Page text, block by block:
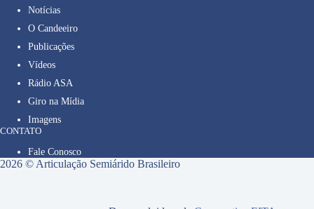
Notícias
O Candeeiro
Publicações
Vídeos
Rádio ASA
Giro na Mídia
Imagens
CONTATO
Fale Conosco
2026 © Articulação Semiárido Brasileiro